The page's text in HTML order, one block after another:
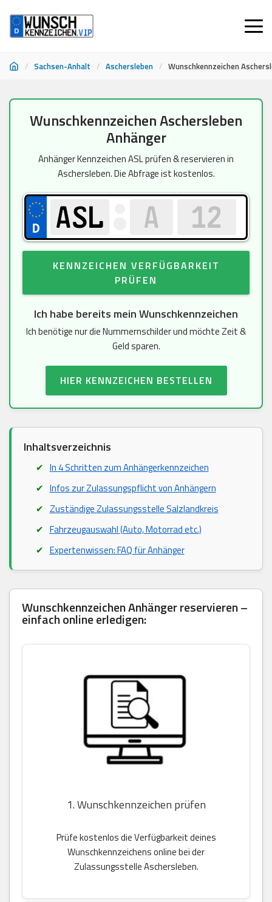
/ Sachsen-Anhalt / Aschersleben / Wunschkennzeichen
InhaltWunschkennzeichen Aschersleben
Anhänger
Anhänger Kennzeichen ASL prüfen & reservieren in
Aschersleben. Die Abfrage ist kostenlos.
KENNZEICHEN VERFÜGBARKEIT
PRÜFEN
Ich habe bereits mein Wunschkennzeichen
Ich benötige nur die Nummernschilder und möchte Zeit &
Geld sparen.
HIER KENNZEICHEN BESTELLEN
Inhaltsverzeichnis
In 4 Schritten zum Anhängerkennzeichen
Infos zur Zulassungspflicht von Anhängern
Zuständige Zulassungsstelle Salzlandkreis
Fahrzeugauswahl (Auto, Motorrad etc.)
Expertenwissen: FAQ für Anhänger
Wunschkennzeichen Anhänger reservieren –
einfach online erledigen:
1. Wunschkennzeichen prüfen
Prüfe kostenlos die Verfügbarkeit deines
Wunschkennzeichens online bei der
Zulassungsstelle Aschersleben.